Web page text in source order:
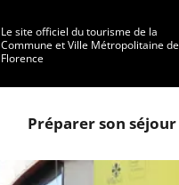
Le site officiel du tourisme de la
Commune et Ville Métropolitaine de
Florence
Préparer son séjour